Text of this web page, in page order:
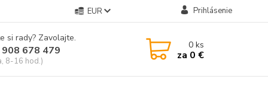
EUR Prihlásenie
si rady? Zavolajte.
678 479
8-16 hod.)
0ks
za 0 €